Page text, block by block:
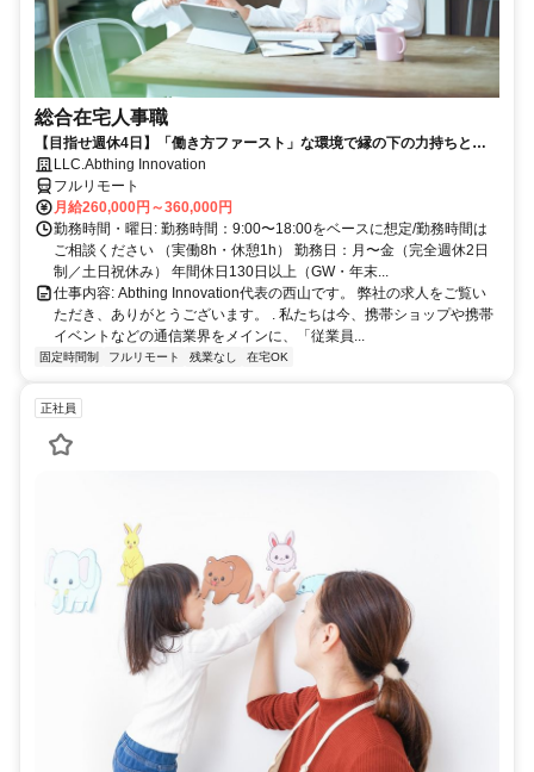
総合在宅人事職
【目指せ週休4日】「働き方ファースト」な環境で縁の下の力持ちとし
て活躍する人事ポジション｜20代30代活躍中
LLC.Abthing Innovation
フルリモート
月給260,000円～360,000円
勤務時間・曜日: 勤務時間：9:00〜18:00をベースに想定/勤務時間は
ご相談ください （実働8h・休憩1h） 勤務日：月〜金（完全週休2日
制／土日祝休み） 年間休日130日以上（GW・年末...
仕事内容: Abthing Innovation代表の西山です。 弊社の求人をご覧い
ただき、ありがとうございます。 . 私たちは今、携帯ショップや携帯
イベントなどの通信業界をメインに、「従業員...
固定時間制 フルリモート 残業なし 在宅OK
正社員